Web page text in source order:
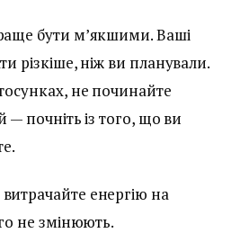
бути м’якшими. Ваші
різкіше, ніж ви планували.
не починайте
— почніть із того, що ви
енергію на
не змінюють.